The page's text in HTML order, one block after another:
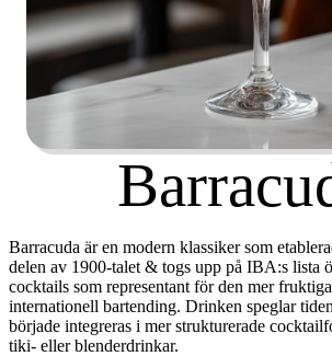
Barracuda är en modern klassiker som
delen av 1900-talet & togs upp på IBA:s lista
cocktails som representant för den mer
internationell bartending. Drinken speglar
började integreras i mer strukturerade
tiki- eller blenderdrinkar.